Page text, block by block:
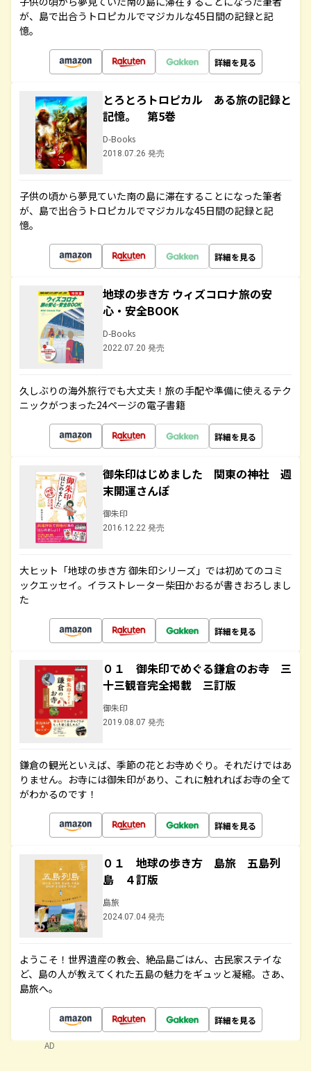
が、島で出合うトロピカルでマジカルな45日間の記録と記
憶。
詳細を見る
とろとろトロピカル ある旅の記録と
記憶。 第5巻
D-Books
2018.07.26 発売
子供の頃から夢見ていた南の島に滞在することになった筆者
が、島で出合うトロピカルでマジカルな45日間の記録と記
憶。
詳細を見る
地球の歩き方 ウィズコロナ旅の安
心・安全BOOK
D-Books
2022.07.20 発売
久しぶりの海外旅行でも大丈夫！旅の手配や準備に使えるテク
ニックがつまった24ページの電子書籍
詳細を見る
御朱印はじめました 関東の神社 週
末開運さんぽ
御朱印
2016.12.22 発売
大ヒット「地球の歩き方 御朱印シリーズ」では初めてのコミ
ックエッセイ。イラストレーター柴田かおるが書きおろしまし
た
詳細を見る
０１ 御朱印でめぐる鎌倉のお寺 三
十三観音完全掲載 三訂版
御朱印
2019.08.07 発売
鎌倉の観光といえば、季節の花とお寺めぐり。それだけではあ
りません。お寺には御朱印があり、これに触れればお寺の全て
がわかるのです！
詳細を見る
０１ 地球の歩き方 島旅 五島列
島 ４訂版
島旅
2024.07.04 発売
ようこそ！世界遺産の教会、絶品島ごはん、古民家ステイな
ど、島の人が教えてくれた五島の魅力をギュッと凝縮。さあ、
島旅へ。
詳細を見る
AD